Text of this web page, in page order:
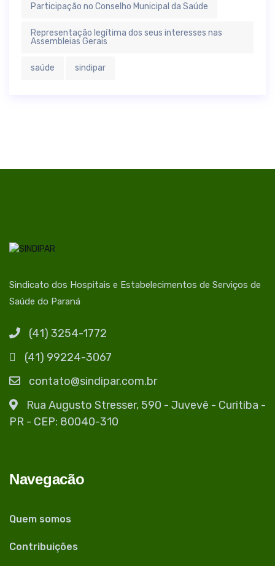
Participação no Conselho Municipal da Saúde
Representação legítima dos seus interesses nas
Assembleias Gerais
saúde sindipar
Sindicato dos Hospitais e Estabelecimentos de Serviços de
Saúde do Paraná
(41) 3254-1772
(41) 99224-3067
contato@sindipar.com.br
Rua Augusto Stresser, 590 - Juvevê - Curitiba -
PR - CEP: 80040-310
Navegacão
Quem somos
Contribuições